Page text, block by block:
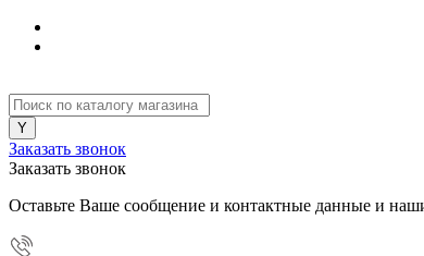
Заказать звонок
Заказать звонок
Оставьте Ваше сообщение и контактные данные и